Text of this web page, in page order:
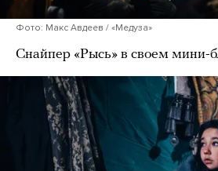
Фото: Макс Авдеев / «Медуза»
Снайпер «Рысь» в своем мини-